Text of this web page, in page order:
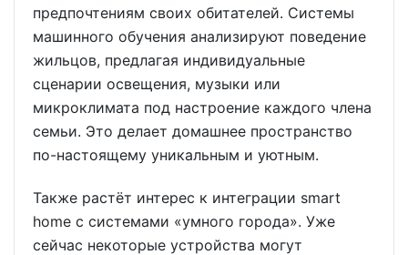
предпочтениям своих обитателей. Системы
машинного обучения анализируют поведение
жильцов, предлагая индивидуальные
сценарии освещения, музыки или
микроклимата под настроение каждого члена
семьи. Это делает домашнее пространство
по-настоящему уникальным и уютным.
Также растёт интерес к интеграции smart
home с системами «умного города». Уже
сейчас некоторые устройства могут